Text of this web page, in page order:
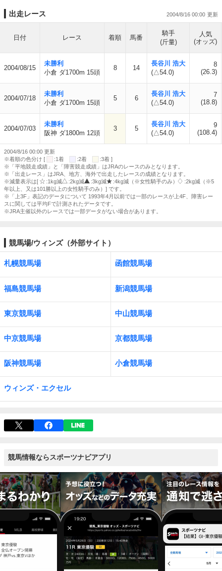
出走レース 2004/8/16 00:00
日付 レース 着順 馬番
騎手
(斤量)
人気
(オッズ)
2004/08/15
未勝利
小倉 ダ1700m 15頭
8 14
長谷川 浩大
(△54.0)
8
(26.3)
2004/07/18
未勝利
小倉 ダ1700m 15頭
5 6
長谷川 浩大
(△54.0)
7
(18.8)
2004/07/03
未勝利
阪神 ダ1800m 12頭
3 5
長谷川 浩大
(△54.0)
9
(108.4)
2004/8/16 00:00 更新
※着順の色分け [
:1着 :2着
:3着 ]
※「平地競走成績」と「障害競走成績」はJRAのレースのみとなります。
※「出走レース」はJRA、地方、海外で出走したレースの成績となります。
※減量表示は[
:1kg減 :2kg減 :3kg減 :4kg減（※女性騎手のみ）
:2kg減（※5
年以上、又は101勝以上の女性騎手のみ）] です。
※「上3F」表記のデータについて 1993年4月以前では一部のレースが上4F、障害レー
スに関しては平均Fで計測されたデータです。
※JRA主催以外のレースでは一部データがない場合があります。
競馬場/ウィンズ（外部サイト）
札幌競馬場 函館競馬場
福島競馬場 新潟競馬場
東京競馬場 中山競馬場
中京競馬場 京都競馬場
阪神競馬場 小倉競馬場
ウィンズ・エクセル
競馬情報ならスポーツナビアプリ